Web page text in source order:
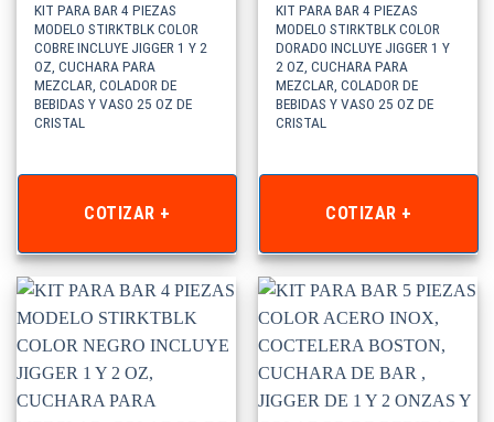
KIT PARA BAR 4 PIEZAS
MODELO STIRKTBLK COLOR
COBRE INCLUYE JIGGER 1 Y 2
OZ, CUCHARA PARA
MEZCLAR, COLADOR DE
BEBIDAS Y VASO 25 OZ DE
CRISTAL
COTIZAR +
KIT PARA BAR 4 PIEZAS
MODELO STIRKTBLK COLOR
DORADO INCLUYE JIGGER 1 Y
2 OZ, CUCHARA PARA
MEZCLAR, COLADOR DE
BEBIDAS Y VASO 25 OZ DE
CRISTAL
COTIZAR +